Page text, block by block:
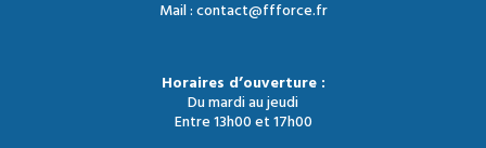
Mail : contact@ffforce.fr
Horaires d’ouverture :
Du mardi au jeudi
Entre 13h00 et 17h00